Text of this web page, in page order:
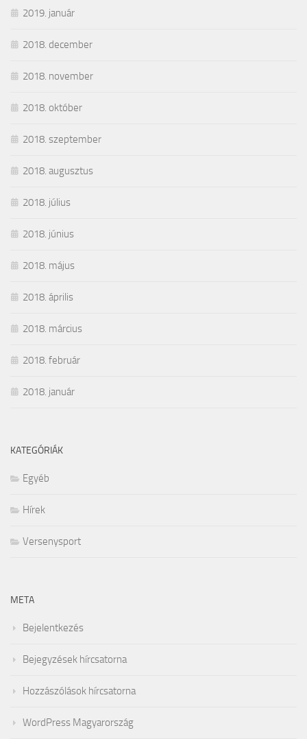
2019. január
2018. december
2018. november
2018. október
2018. szeptember
2018. augusztus
2018. július
2018. június
2018. május
2018. április
2018. március
2018. február
2018. január
KATEGÓRIÁK
Egyéb
Hírek
Versenysport
META
Bejelentkezés
Bejegyzések hírcsatorna
Hozzászólások hírcsatorna
WordPress Magyarország